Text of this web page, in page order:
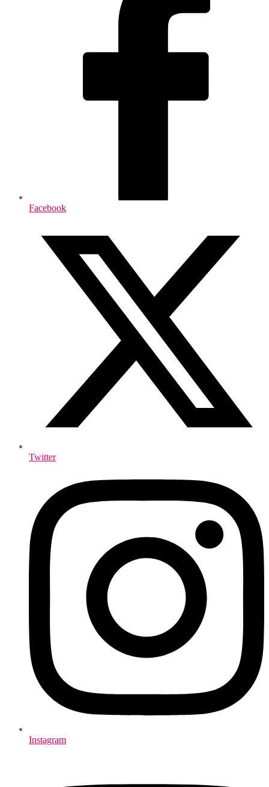
Facebook
Twitter
Instagram